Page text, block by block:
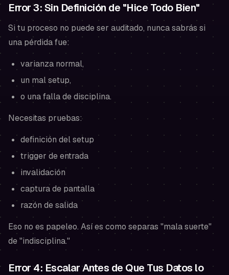
Error 3: Sin Definición de "Hice Todo Bien"
Si tu proceso no puede ser auditado, nunca sabrás si
una pérdida fue:
varianza normal,
un mal setup,
o una falla de disciplina.
Necesitas pruebas:
definición del setup
trigger de entrada
invalidación
captura de pantalla
razón de salida
Eso no es papeleo. Así es como separas "mala suerte"
de "indisciplina."
Error 4: Escalar Antes de Que Tus Datos lo